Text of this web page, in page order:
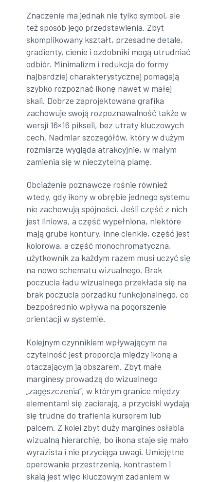
Znaczenie ma jednak nie tylko symbol, ale
też sposób jego przedstawienia. Zbyt
skomplikowany kształt, przesadne detale,
gradienty, cienie i ozdobniki mogą utrudniać
odbiór. Minimalizm i redukcja do formy
najbardziej charakterystycznej pomagają
szybko rozpoznać ikonę nawet w małej
skali. Dobrze zaprojektowana grafika
zachowuje swoją rozpoznawalność także w
wersji 16×16 pikseli, bez utraty kluczowych
cech. Nadmiar szczegółów, który w dużym
rozmiarze wygląda atrakcyjnie, w małym
zamienia się w nieczytelną plamę.
Obciążenie poznawcze rośnie również
wtedy, gdy ikony w obrębie jednego systemu
nie zachowują spójności. Jeśli część z nich
jest liniowa, a część wypełniona, niektóre
mają grube kontury, inne cienkie, część jest
kolorowa, a część monochromatyczna,
użytkownik za każdym razem musi uczyć się
na nowo schematu wizualnego. Brak
poczucia ładu wizualnego przekłada się na
brak poczucia porządku funkcjonalnego, co
bezpośrednio wpływa na pogorszenie
orientacji w systemie.
Kolejnym czynnikiem wpływającym na
czytelność jest proporcja między ikoną a
otaczającym ją obszarem. Zbyt małe
marginesy prowadzą do wizualnego
„zagęszczenia”, w którym granice między
elementami się zacierają, a przyciski wydają
się trudne do trafienia kursorem lub
palcem. Z kolei zbyt duży margines osłabia
wizualną hierarchię, bo ikona staje się mało
wyrazista i nie przyciąga uwagi. Umiejętne
operowanie przestrzenią, kontrastem i
skalą jest więc kluczowym zadaniem w